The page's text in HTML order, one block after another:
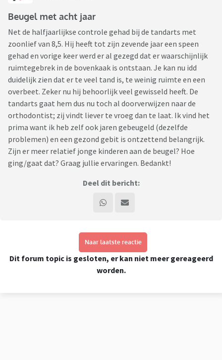
Beugel met acht jaar
Net de halfjaarlijkse controle gehad bij de tandarts met
zoonlief van 8,5. Hij heeft tot zijn zevende jaar een speen
gehad en vorige keer werd er al gezegd dat er waarschijnlijk
ruimtegebrek in de bovenkaak is ontstaan. Je kan nu idd
duidelijk zien dat er te veel tand is, te weinig ruimte en een
overbeet. Zeker nu hij behoorlijk veel gewisseld heeft. De
tandarts gaat hem dus nu toch al doorverwijzen naar de
orthodontist; zij vindt liever te vroeg dan te laat. Ik vind het
prima want ik heb zelf ook jaren gebeugeld (dezelfde
problemen) en een gezond gebit is ontzettend belangrijk.
Zijn er meer relatief jonge kinderen aan de beugel? Hoe
ging/gaat dat? Graag jullie ervaringen. Bedankt!
Deel dit bericht:
Naar laatste reactie
Dit forum topic is gesloten, er kan niet meer gereageerd
worden.